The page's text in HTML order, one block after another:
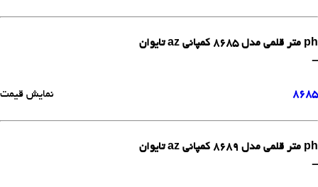
ph متر قلمی مدل 8685 کمپانی az تایوان
-
8685 نمایش قیمت
ph متر قلمی مدل 8689 کمپانی az تایوان
-